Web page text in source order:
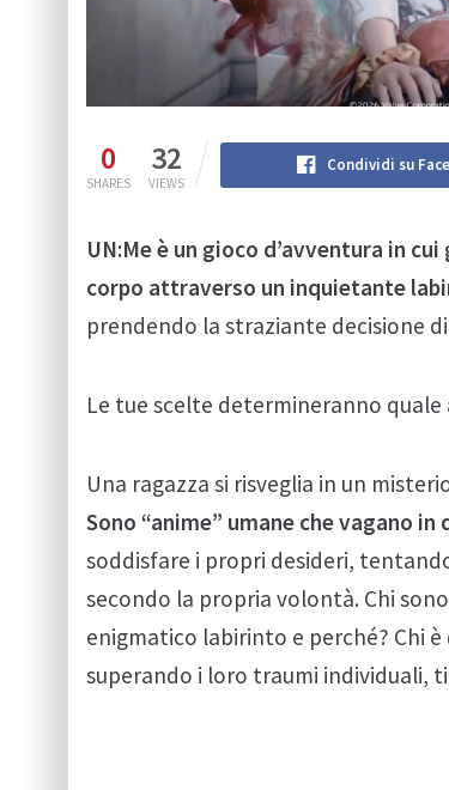
0
SHARES
32
VIEWS
Condividi su
UN:Me è un gioco d’avventura in
corpo attraverso un inquietante
prendendo la straziante decisione
Le tue scelte determineranno quale
Una ragazza si risveglia in un
Sono “anime” umane che vagano
soddisfare i propri desideri,
secondo la propria volontà. Chi
enigmatico labirinto e perché? Chi
superando i loro traumi individuali,